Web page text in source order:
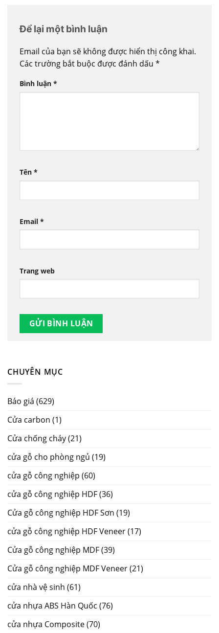
CHUYÊN MỤC
Báo giá (629)
Cửa carbon (1)
Cửa chống cháy(21)
cửa gỗ cho phòng ngủ (19)
cửa gỗ công nghiệp (60)
cửa gỗ công nghiệp HDF(36)
Cửa gỗ công nghiệp HDF Sơn (19)
cửa gỗ công nghiệp HDF Veneer(17)
Cửa gỗ công nghiệp MDF(39)
Cửa gỗ công nghiệp MDF Veneer(21)
cửa nhà vệ sinh (61)
cửa nhựa ABS Hàn Quốc (76)
cửa nhựa Composite(70)
Để lại một bình luận
Email của bạn sẽ không được hiển thị công khai.
Các trường bắt buộc được đánh dấu *
Bình luận *
Tên *
Email *
Trang web